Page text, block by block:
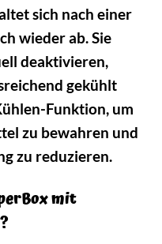
sich nach einer
wieder ab. Sie
deaktivieren,
gekühlt
Funktion, um
zu bewahren und
zu reduzieren.
mit